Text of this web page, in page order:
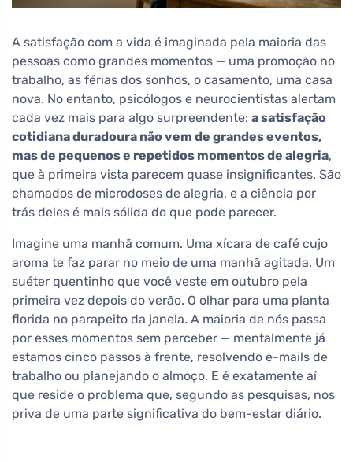
A satisfação com a vida é imaginada pela maioria das
pessoas como grandes momentos — uma promoção no
trabalho, as férias dos sonhos, o casamento, uma casa
nova. No entanto, psicólogos e neurocientistas alertam
cada vez mais para algo surpreendente: a satisfação
cotidiana duradoura não vem de grandes eventos,
mas de pequenos e repetidos momentos de alegria,
que à primeira vista parecem quase insignificantes. São
chamados de microdoses de alegria, e a ciência por
trás deles é mais sólida do que pode parecer.
Imagine uma manhã comum. Uma xícara de café cujo
aroma te faz parar no meio de uma manhã agitada. Um
suéter quentinho que você veste em outubro pela
primeira vez depois do verão. O olhar para uma planta
florida no parapeito da janela. A maioria de nós passa
por esses momentos sem perceber — mentalmente já
estamos cinco passos à frente, resolvendo e-mails de
trabalho ou planejando o almoço. E é exatamente aí
que reside o problema que, segundo as pesquisas, nos
priva de uma parte significativa do bem-estar diário.